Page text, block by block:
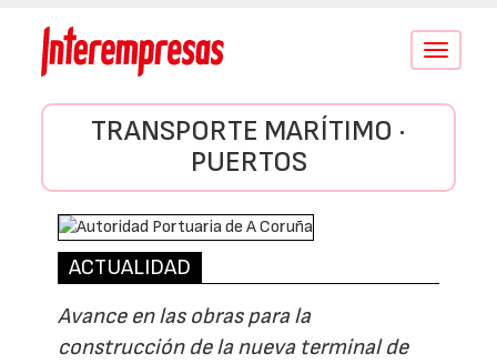
Conmutar
TRANSPORTE MARÍTIMO ·
PUERTOS
ACTUALIDAD
Avance en las obras para la
construcción de la nueva terminal de